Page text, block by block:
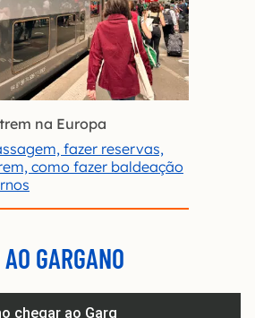
na Europa
fazer reservas,
como fazer baldeação
GARGANO